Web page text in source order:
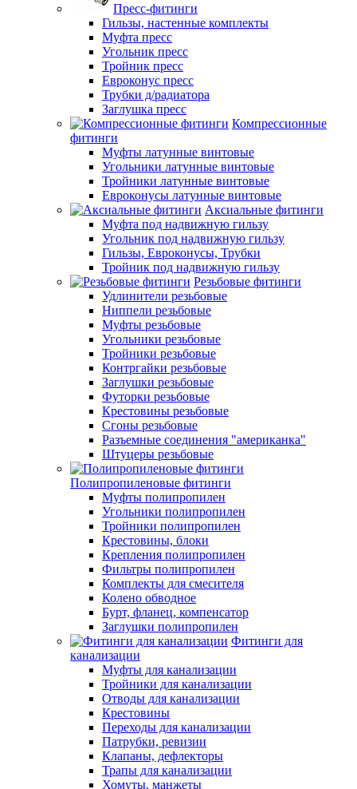
Пресс-фитинги
Гильзы, настенные комплекты
Муфта пресс
Угольник пресс
Тройник пресс
Евроконус пресс
Трубки д/радиатора
Заглушка пресс
Компрессионные
фитинги
Муфты латунные винтовые
Угольники латунные винтовые
Тройники латунные винтовые
Евроконусы латунные винтовые
Аксиальные фитинги
Муфта под надвижную гильзу
Угольник под надвижную гильзу
Гильзы, Евроконусы, Трубки
Тройник под надвижную гильзу
Резьбовые фитинги
Удлинители резьбовые
Ниппели резьбовые
Муфты резьбовые
Угольники резьбовые
Тройники резьбовые
Контргайки резьбовые
Заглушки резьбовые
Футорки резьбовые
Крестовины резьбовые
Сгоны резьбовые
Разъемные соединения "американка"
Штуцеры резьбовые
Полипропиленовые фитинги
Муфты полипропилен
Угольники полипропилен
Тройники полипропилен
Крестовины, блоки
Крепления полипропилен
Фильтры полипропилен
Комплекты для смесителя
Колено обводное
Бурт, фланец, компенсатор
Заглушки полипропилен
Фитинги для
канализации
Муфты для канализации
Тройники для канализации
Отводы для канализации
Крестовины
Переходы для канализации
Патрубки, ревизии
Клапаны, дефлекторы
Трапы для канализации
Хомуты, манжеты